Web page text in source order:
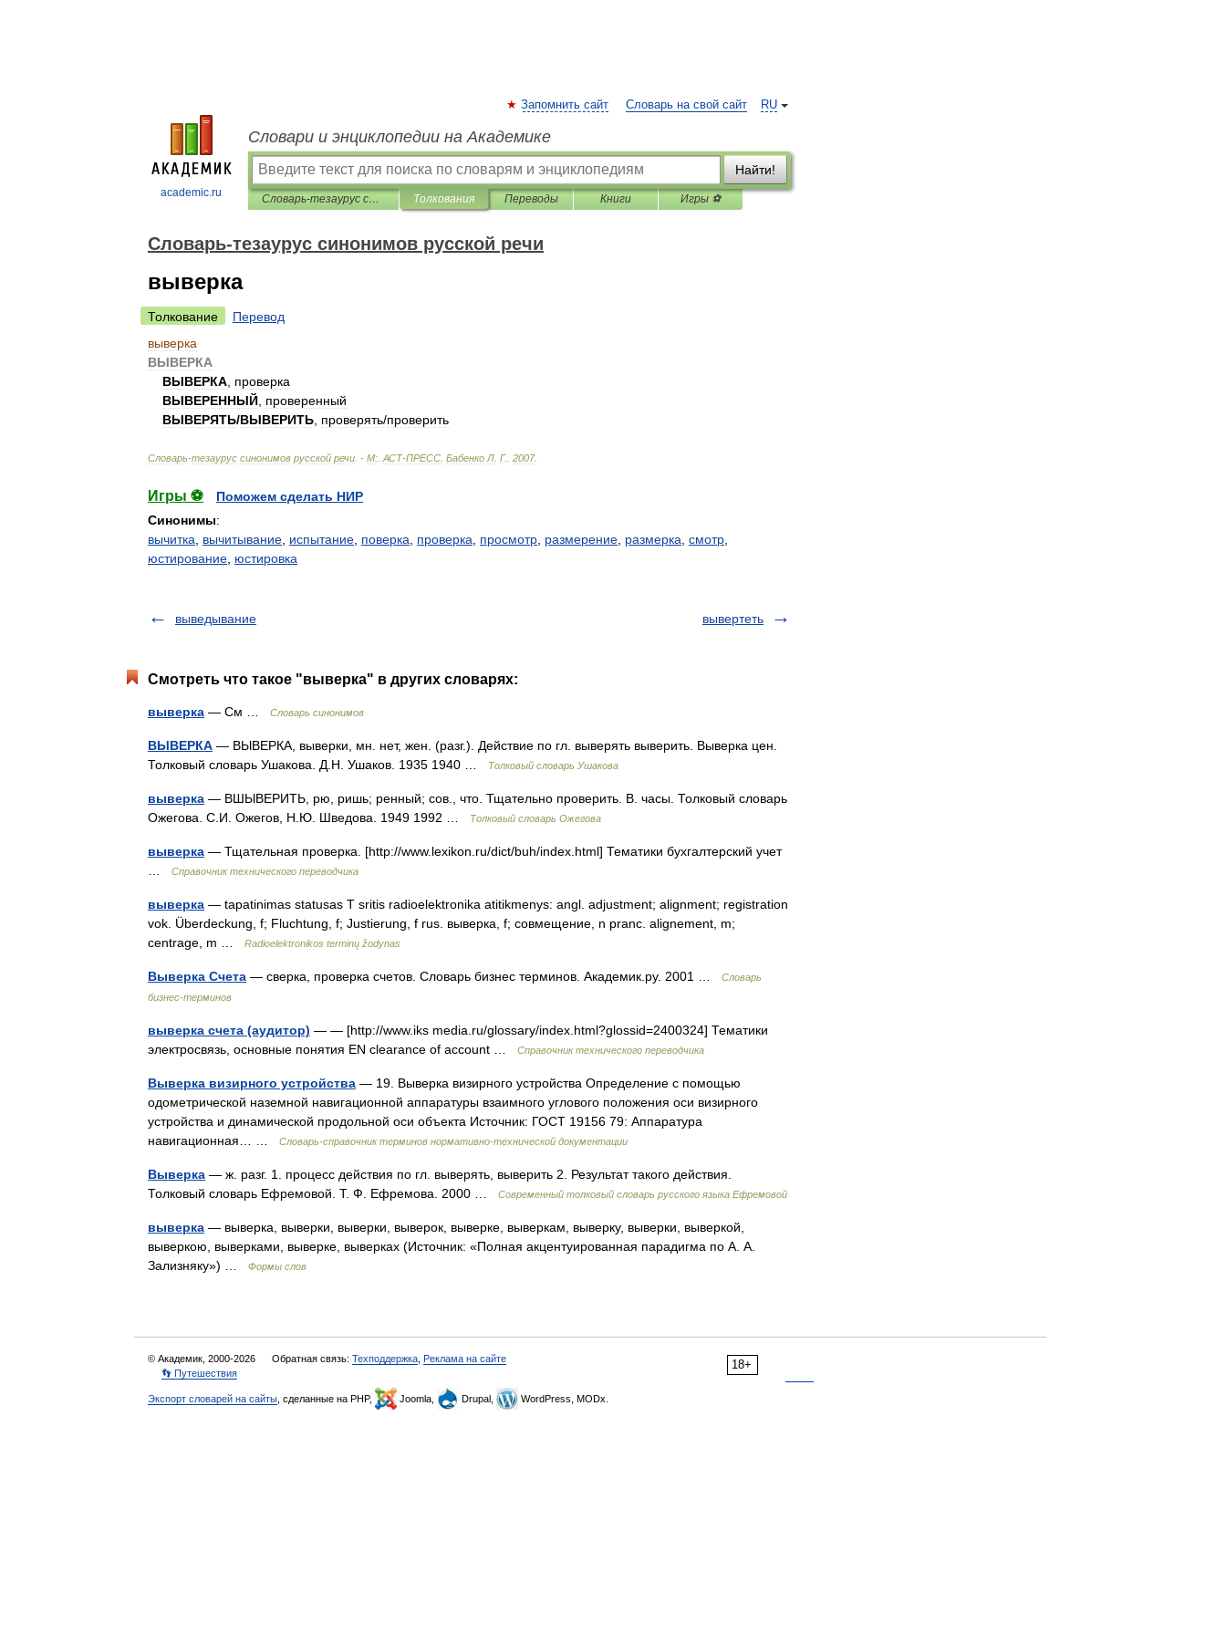
academic.ru
RU
Запомнить сайт Словарь на свой сайт
Словари и энциклопедии на Академике
Найти!
Словарь-тезаурус синонимов русской речи Толкования Переводы Книги Игры ⚽
Словарь-тезаурус синонимов русской речи
выверка
Толкование
Перевод
выверка
ВЫВЕРКА
ВЫВЕРКА проверка
ВЫВЕРЕННЫЙ проверенный
ВЫВЕРЯТЬ/ВЫВЕРИТЬ проверять/проверить
Словарь-тезаурус синонимов русской речи . - М: АСТ-ПРЕСС Бабенко Л Г. 2007.
Игры ⚽
Поможем сделать НИР
Синонимы:
вычитка
вычитывание испытание поверка проверка просмотр размерение размерка смотр
юстирование юстировка
выведывание вывертеть
Смотреть что такое "выверка" в других словарях:
выверка — См … Словарь синонимов
ВЫВЕРКА — ВЫВЕРКА, выверки, мн. нет, жен. (разг.). Действие по гл. выверять выверить. Выверка цен.
Толковый словарь Ушакова. Д.Н. Ушаков. 1935 1940 …
Толковый словарь Ушакова
выверка — ВШЫВЕРИТЬ, рю, ришь; ренный; сов., что. Тщательно проверить. В. часы. Толковый словарь
Ожегова. С.И. Ожегов, Н.Ю. Шведова. 1949 1992 …
Толковый словарь Ожегова
выверка — Тщательная проверка. [http://www.lexikon.ru/dict/buh/index.html] Тематики бухгалтерский учет
Справочник технического переводчика
выверка — tapatinimas statusas T sritis radioelektronika atitikmenys: angl. adjustment; alignment; registration
vok. Überdeckung, f; Fluchtung, f; Justierung, f rus. выверка, f; совмещение, n pranc. alignement, m;
centrage, m …
Radioelektronikos terminų žodynas
Выверка Счета — сверка, проверка счетов. Словарь бизнес терминов. Академик.ру. 2001 …
Словарь
бизнес-терминов
выверка счета (аудитор) — — [http://www.iks media.ru/glossary/index.html?glossid=2400324] Тематики
электросвязь, основные понятия EN clearance of account …
Справочник технического переводчика
Выверка визирного устройства — 19. Выверка визирного устройства Определение с помощью
одометрической наземной навигационной аппаратуры взаимного углового положения оси визирного
устройства и динамической продольной оси объекта Источник: ГОСТ 19156 79: Аппаратура
навигационная… …
Словарь-справочник терминов нормативно-технической документации
Выверка — ж. разг. 1. процесс действия по гл. выверять, выверить 2. Результат такого действия.
Толковый словарь Ефремовой. Т. Ф. Ефремова. 2000 …
Современный толковый словарь русского языка Ефремовой
выверка — выверка, выверки, выверки, выверок, выверке, выверкам, выверку, выверки, выверкой,
выверкою, выверками, выверке, выверках (Источник: «Полная акцентуированная парадигма по А. А.
Зализняку») …
Формы слов
18+
© Академик, 2000-2026 Обратная связь: Техподдержка Реклама на сайте
👣 Путешествия
Экспорт словарей на сайты , сделанные на PHP, Joomla, Drupal, WordPress, MODx.